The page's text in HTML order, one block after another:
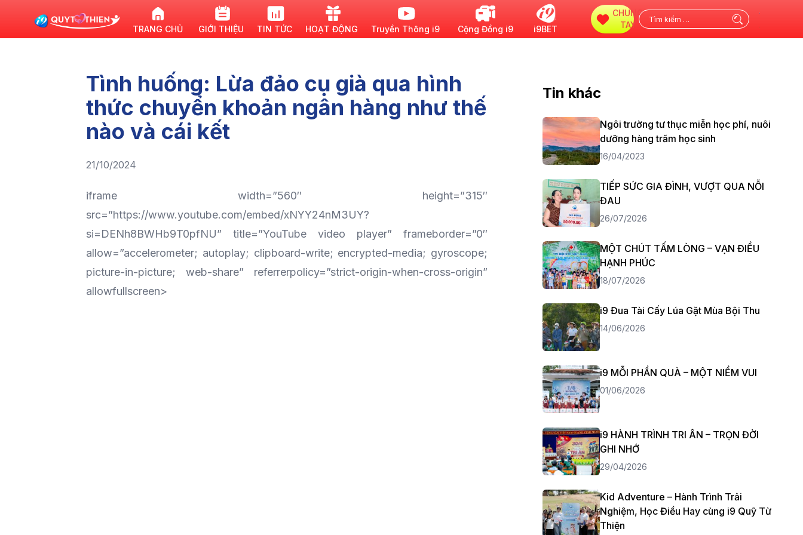
TRANG CHỦ GIỚI THIỆU TIN TỨC HOẠT ĐỘNG Truyền Thông i9 Cộng Đồng i9 i9BET
CHUNG
TAY
kiếm
Tình huống: Lừa đảo cụ già qua hình
thức chuyển khoản ngân hàng như thế
nào và cái kết
21/10/2024
iframe width=”560″ height=”315″
src=”https://www.youtube.com/embed/xNYY24nM3UY?
si=DENh8BWHb9T0pfNU” title=”YouTube video player” frameborder=”0″
allow=”accelerometer; autoplay; clipboard-write; encrypted-media; gyroscope;
picture-in-picture; web-share” referrerpolicy=”strict-origin-when-cross-origin”
allowfullscreen>
Tin khác
Ngôi trường tư thục miễn học phí, nuôi
dưỡng hàng trăm học sinh
16/04/2023
TIẾP SỨC GIA ĐÌNH, VƯỢT QUA NỖI
ĐAU
26/07/2026
MỘT CHÚT TẤM LÒNG – VẠN ĐIỀU
HẠNH PHÚC
18/07/2026
i9 Đua Tài Cấy Lúa Gặt Mùa Bội Thu
14/06/2026
i9 MỖI PHẦN QUÀ – MỘT NIỀM VUI
01/06/2026
i9 HÀNH TRÌNH TRI ÂN – TRỌN ĐỜI
GHI NHỚ
29/04/2026
Kid Adventure – Hành Trình Trải
Nghiệm, Học Điều Hay cùng i9 Quỹ Từ
Thiện